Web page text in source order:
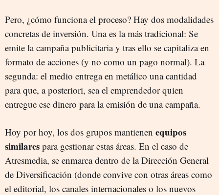
Pero, ¿cómo funciona el proceso? Hay dos modalidades
concretas de inversión. Una es la más tradicional: Se
emite la campaña publicitaria y tras ello se capitaliza en
formato de acciones (y no como un pago normal). La
segunda: el medio entrega en metálico una cantidad
para que, a posteriori, sea el emprendedor quien
entregue ese dinero para la emisión de una campaña.
Hoy por hoy, los dos grupos mantienen equipos
similares para gestionar estas áreas. En el caso de
Atresmedia, se enmarca dentro de la Dirección General
de Diversificación (donde convive con otras áreas como
el editorial, los canales internacionales o los nuevos